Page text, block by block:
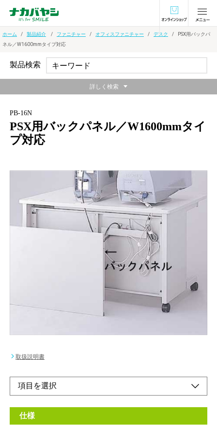
オンラインショ
ホーム 製品紹介 ファニチャー オフィスファニチャー デスク
PSX用バックパ
ネル／W1600mmタイプ対応
PB-16N
PSX用バックパネル／W1600mmタイ
プ対応
デスク背面の配線コードをすっきりと隠す事がで
きます。取付簡単な引っかけ式。
品番PSX-166/167/168に対応します。
オンラインショップ
取扱説明書
仕様
製品検索
詳しく検索